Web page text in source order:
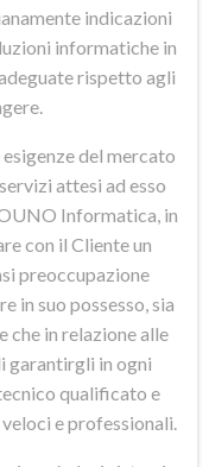
indicazioni
informatiche in
rispetto agli
del mercato
attesi ad esso
Informatica, in
con il Cliente un
preoccupazione
in suo possesso, sia
che in relazione alle
garantirgli in ogni
qualificato e
e professionali.